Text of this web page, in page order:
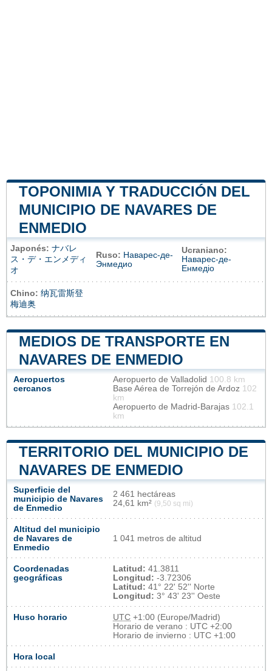
TOPONIMIA Y TRADUCCIÓN DEL
MUNICIPIO DE NAVARES DE
ENMEDIO
Japonés: ナバレ
ス・デ・エンメディ
オ
Ruso: Наварес-де-
Энмедио
Ucraniano:
Наварес-де-
Енмедіо
Chino: 纳瓦雷斯登
梅迪奥
MEDIOS DE TRANSPORTE EN
NAVARES DE ENMEDIO
Aeropuertos
cercanos
Aeropuerto de Valladolid 100.8 km
Base Aérea de Torrejón de Ardoz 102
km
Aeropuerto de Madrid-Barajas 102.1
km
TERRITORIO DEL MUNICIPIO DE
NAVARES DE ENMEDIO
Superficie del
municipio de Navares
de Enmedio
2 461 hectáreas
24,61 km² (9,50 sq mi)
Altitud del municipio
de Navares de
Enmedio
1 041 metros de altitud
Coordenadas
geográficas
Latitud: 41.3811
Longitud: -3.72306
Latitud: 41° 22' 52'' Norte
Longitud: 3° 43' 23'' Oeste
Huso horario UTC +1:00 (Europe/Madrid)
Horario de verano : UTC +2:00
Horario de invierno : UTC +1:00
Hora local